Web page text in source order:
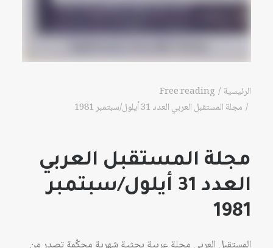
الرئيسية
Free reading
مجلة المستقبل العربي العدد 31 أيلول/سبتمبر 1981
مجلة المستقبل العربي
العدد 31 أيلول/سبتمبر
1981